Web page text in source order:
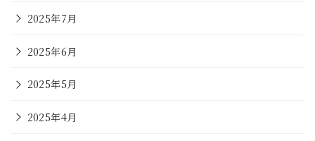
2025年7月
2025年6月
2025年5月
2025年4月